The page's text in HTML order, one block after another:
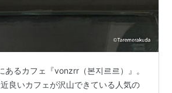
あるカフェ『vonzrr（본지르르）』。
良いカフェが沢山できている人気の